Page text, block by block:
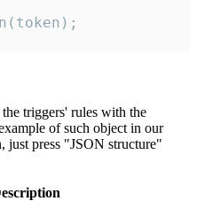
triggers' rules with the
of such object in our
just press "JSON structure"